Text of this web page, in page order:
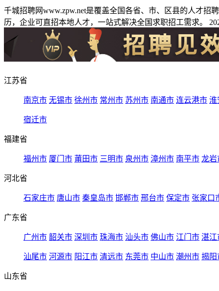
千城招聘网www.zpw.net是覆盖全国各省、市、区县的人才
历，企业可直招本地人才，一站式解决全国求职招工需求。
江苏省
南京市 无锡市 徐州市 常州市 苏州市 南通市 连云港市 淮
宿迁市
福建省
福州市 厦门市 莆田市 三明市 泉州市 漳州市 南平市 龙岩
河北省
石家庄市 唐山市 秦皇岛市 邯郸市 邢台市 保定市 张家口
广东省
广州市 韶关市 深圳市 珠海市 汕头市 佛山市 江门市 湛江
汕尾市 河源市 阳江市 清远市 东莞市 中山市 潮州市 揭阳
山东省